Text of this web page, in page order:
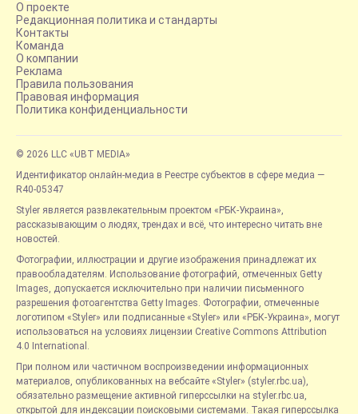
О проекте
Редакционная политика и стандарты
Контакты
Команда
О компании
Реклама
Правила пользования
Правовая информация
Политика конфиденциальности
© 2026 LLC «UBT MEDIA»
Идентификатор онлайн-медиа в Реестре субъектов в сфере медиа —
R40-05347
Styler является развлекательным проектом «РБК-Украина»,
рассказывающим о людях, трендах и всё, что интересно читать вне
новостей.
Фотографии, иллюстрации и другие изображения принадлежат их
правообладателям. Использование фотографий, отмеченных Getty
Images, допускается исключительно при наличии письменного
разрешения фотоагентства Getty Images. Фотографии, отмеченные
логотипом «Styler» или подписанные «Styler» или «РБК-Украина», могут
использоваться на условиях лицензии Creative Commons Attribution
4.0 International.
При полном или частичном воспроизведении информационных
материалов, опубликованных на вебсайте «Styler» (styler.rbc.ua),
обязательно размещение активной гиперссылки на styler.rbc.ua,
открытой для индексации поисковыми системами. Такая гиперссылка